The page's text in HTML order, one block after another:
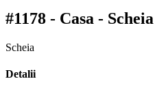
#1178 - Casa - Scheia
Scheia
Detalii